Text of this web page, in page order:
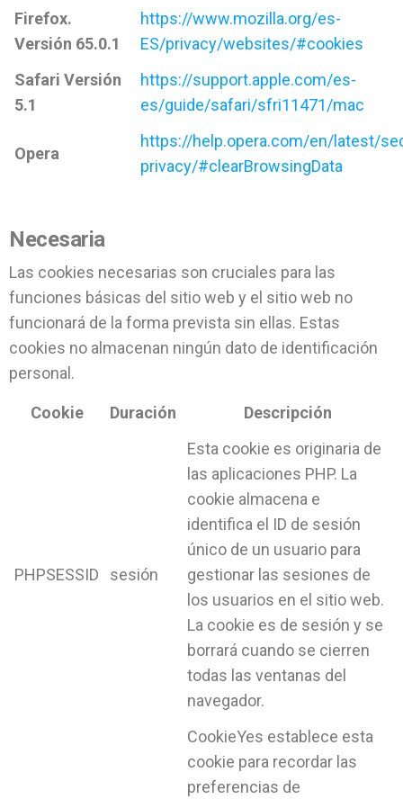
Firefox.
Versión 65.0.1
https://www.mozilla.org/es-
ES/privacy/websites/#cookies
Safari Versión
5.1
https://support.apple.com/es-
es/guide/safari/sfri11471/mac
Opera
https://help.opera.com/en/latest/
privacy/#clearBrowsingData
Necesaria
Las cookies necesarias son cruciales para las
funciones básicas del sitio web y el sitio web no
funcionará de la forma prevista sin ellas. Estas
cookies no almacenan ningún dato de identificación
personal.
Cookie Duración Descripción
PHPSESSID sesión
Esta cookie es originaria de
las aplicaciones PHP. La
cookie almacena e
identifica el ID de sesión
único de un usuario para
gestionar las sesiones de
los usuarios en el sitio web.
La cookie es de sesión y se
borrará cuando se cierren
todas las ventanas del
navegador.
CookieYes establece esta
cookie para recordar las
preferencias de